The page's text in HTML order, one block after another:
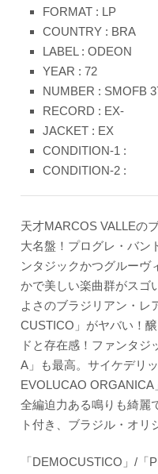
FORMAT : LP
COUNTRY : BRA
LABEL : ODEON
YEAR : 72
NUMBER : SMOFB
RECORD : EX-
JACKET : EX
CONDITION-1 :
CONDITION-2 :
天才MARCOS VALLEの
大名盤！プログレ・バン
ンタジックかつグルーヴ
かで美しい楽曲群がスゴ
よさのブラジリアン・レ
CUSTICO」がヤバい！
ドと存在感！ファンタジ
A」も最高。サイケデリ
EVOLUCAO ORGANICA
全編迫力ある鳴りも綺麗
ト付き、ブラジル・オリ
「DEMOCUSTICO」/「